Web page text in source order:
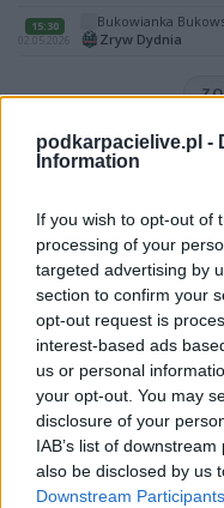
podkarpacielive.pl -
Information
If you wish to opt-out of
processing of your
targeted advertising by
section to confirm your
opt-out request is
interest-based ads
us or personal
your opt-out. You may
disclosure of your
IAB’s list of
also be disclosed by us
Downstream Participants
15:30
02.05.2026
Bukowianka
Zryw Dydnia
Mecz LKS Hłudno - Zryw
Spotkanie pomiędzy
Na stronie
bramek, kartki,
spotkania. To kompletne
lokalnej piłki nożnej. Jeżeli
pracujemy nad tym żeby je
Wynik meczu LKS Hłudno
Po zakończeniu spotkania
spotkania, a także dane
Pełny harmonogram
gr. II - terminarz
Informacje o składach i